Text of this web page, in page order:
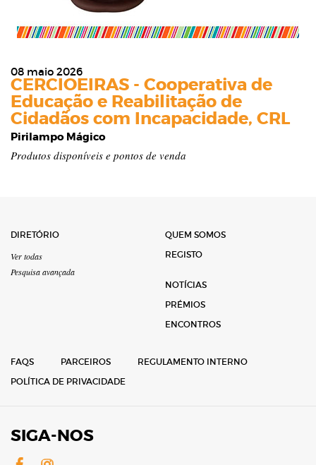
08 maio 2026
CERCIOEIRAS - Cooperativa de
Educação e Reabilitação de
Cidadãos com Incapacidade, CRL
Pirilampo Mágico
Produtos disponíveis e pontos de venda
DIRETÓRIO
Ver todas
Pesquisa avançada
QUEM SOMOS
REGISTO
NOTÍCIAS
PRÉMIOS
ENCONTROS
FAQS PARCEIROS
REGULAMENTO INTERNO
POLÍTICA DE PRIVACIDADE
SIGA-NOS